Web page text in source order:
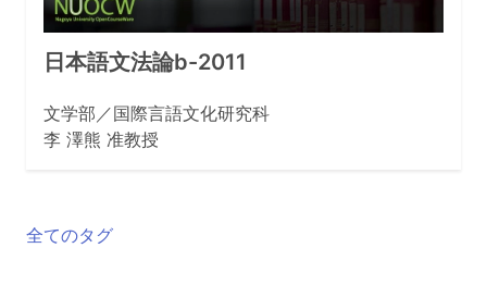
日本語文法論b-2011
文学部／国際言語文化研究科
李 澤熊 准教授
全てのタグ